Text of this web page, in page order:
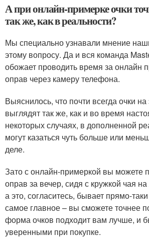
А при онлайн-примерке очки
так же, как в реальности?
Мы специально узнавали мнение
этому вопросу. Да и вся команда
обожает проводить время за онлайн
оправ через камеру телефона.
Выяснилось, что почти всегда очки
выглядят так же, как и во время
некоторых случаях, в дополненной
могут казаться чуть больше или
деле.
Зато с онлайн-примеркой вы можете
оправ за вечер, сидя с кружкой чая
а это, согласитесь, бывает прямо-
самое главное – вы сможете точнее
форма очков подходит вам лучше, и
уверенными при покупке.